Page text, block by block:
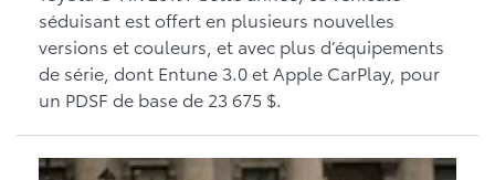
séduisant est offert en plusieurs nouvelles
versions et couleurs, et avec plus d’équipements
de série, dont Entune 3.0 et Apple CarPlay, pour
un PDSF de base de 23 675 $.